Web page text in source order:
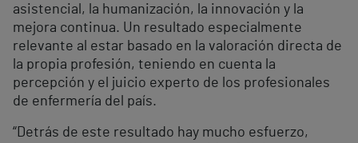
asistencial, la humanización, la innovación y la
mejora continua. Un resultado especialmente
relevante al estar basado en la valoración directa de
la propia profesión, teniendo en cuenta la
percepción y el juicio experto de los profesionales
de enfermería del país.
“Detrás de este resultado hay mucho esfuerzo,